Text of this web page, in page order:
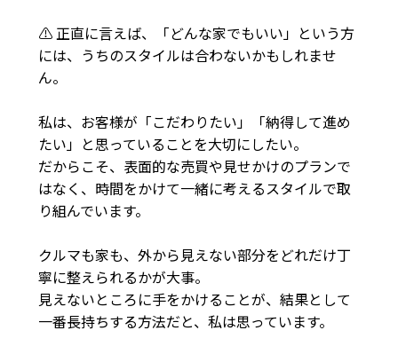
⚠️ 正直に言えば、「どんな家でもいい」という方
には、うちのスタイルは合わないかもしれませ
ん。
私は、お客様が「こだわりたい」「納得して進め
たい」と思っていることを大切にしたい。
だからこそ、表面的な売買や見せかけのプランで
はなく、時間をかけて一緒に考えるスタイルで取
り組んでいます。
クルマも家も、外から見えない部分をどれだけ丁
寧に整えられるかが大事。
見えないところに手をかけることが、結果として
一番長持ちする方法だと、私は思っています。